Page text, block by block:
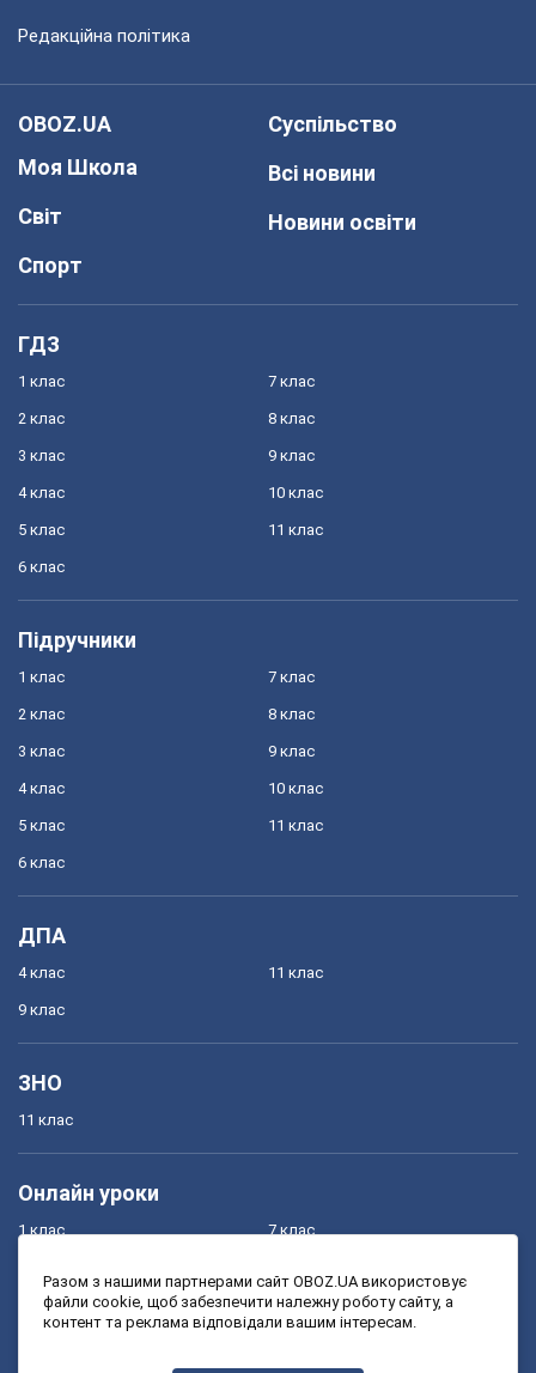
Редакційна політика
OBOZ.UA
Моя Школа
Світ
Спорт
Суспільство
Всі новини
Новини освіти
ГДЗ
1 клас
2 клас
3 клас
4 клас
5 клас
6 клас
7 клас
8 клас
9 клас
10 клас
11 клас
Підручники
1 клас
2 клас
3 клас
4 клас
5 клас
6 клас
7 клас
8 клас
9 клас
10 клас
11 клас
ДПА
4 клас
9 клас
11 клас
ЗНО
11 клас
Онлайн уроки
1 клас
3 клас
7 клас
9 клас
Разом з нашими партнерами сайт OBOZ.UA використовує
файли cookie, щоб забезпечити належну роботу сайту, а
контент та реклама відповідали вашим інтересам.